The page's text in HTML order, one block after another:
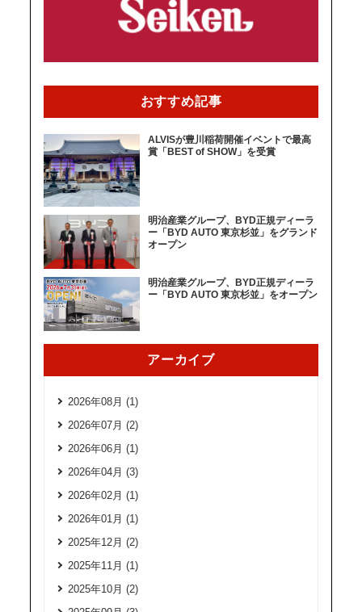
おすすめ記事
ALVISが豊川稲荷開催イベントで最高
賞「BEST of SHOW」を受賞
明治産業グループ、BYD正規ディーラ
ー「BYD AUTO 東京杉並」をグランド
オープン
明治産業グループ、BYD正規ディーラ
ー「BYD AUTO 東京杉並」をオープン
アーカイブ
2026年08月 (1)
2026年07月 (2)
2026年06月 (1)
2026年04月 (3)
2026年02月 (1)
2026年01月 (1)
2025年12月 (2)
2025年11月 (1)
2025年10月 (2)